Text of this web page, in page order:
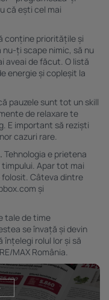
că ești cel mai
conține prioritățile și
ți scape nimic, să nu
aveai de făcut. O listă
energie și copleșit la
pauzele sunt tot un skill
de relaxare te
E important să reziști
cazuri rare.
Tehnologia e prietena
Apar tot mai
folosit. Câteva dintre
și
tale de time
se învață și devin
rolul lor și să
MAX România.